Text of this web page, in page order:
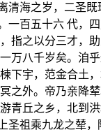
海之岁，二圣
百五十六 代，
指之以分三才，
万八千岁矣。洎
下宇，范金合土
之外。帝乃亲降
丘之乡，北到
祖乘九龙之辇